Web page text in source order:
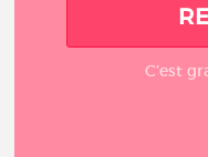
C'est